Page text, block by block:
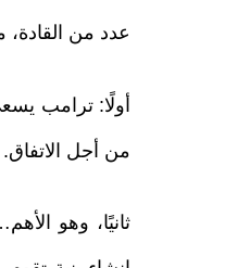
عدد من القادة،
أولًا: ترامب
من أجل الاتفاق.
ثانيًا، وهو